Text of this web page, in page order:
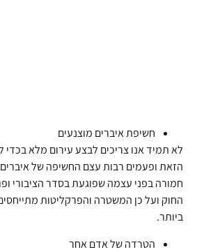
חשיפת איברים מוצנעים
לא תמיד אנו צריכים לבצע עירום מלא
הזאת ופעמים רבות עצם החשיפה של
חמורה בפני עצמה שפוגעת בסדר הציבורי
החוק ועל כן המשטרה והפרקליטות
ביותר.
הטרדה של אדם אחר